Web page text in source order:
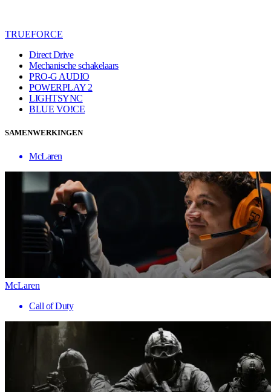
TRUEFORCE
Direct Drive
Mechanische schakelaars
PRO-G AUDIO
POWERPLAY 2
LIGHTSYNC
BLUE VO!CE
SAMENWERKINGEN
McLaren
McLaren
Call of Duty